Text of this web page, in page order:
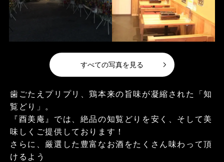
すべての写真を見る
歯ごたえプリプリ、鶏本来の旨味が凝縮された「知
覧どり」。
『酉美庵』では、絶品の知覧どりを安く、そして美
味しくご提供しております！
さらに、厳選した豊富なお酒をたくさん味わって頂
けるよう